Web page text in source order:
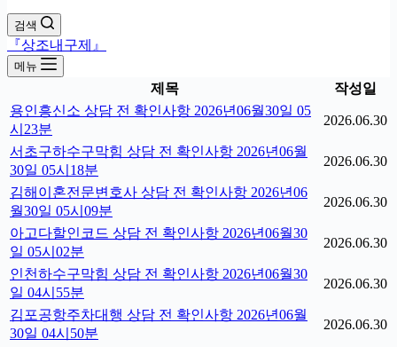
검색
『상조내구제』
메뉴
제목
작성일
용인흥신소 상담 전 확인사항 2026년06월30일 05
시23분
2026.06.30
서초구하수구막힘 상담 전 확인사항 2026년06월
30일 05시18분
2026.06.30
김해이혼전문변호사 상담 전 확인사항 2026년06
월30일 05시09분
2026.06.30
아고다할인코드 상담 전 확인사항 2026년06월30
일 05시02분
2026.06.30
인천하수구막힘 상담 전 확인사항 2026년06월30
일 04시55분
2026.06.30
김포공항주차대행 상담 전 확인사항 2026년06월
30일 04시50분
2026.06.30